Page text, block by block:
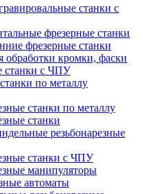
станки с
фрезерные станки
фрезерные станки
обработки кромки, фаски
станки с ЧПУ
по металлу
станки по металлу
станки
резьбонарезные
станки с ЧПУ
манипуляторы
автоматы